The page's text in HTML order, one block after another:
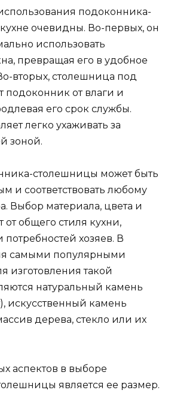
подоконника-
очевидны. Во-первых, он
использовать
превращая его в удобное
вторых, столешница под
от влаги и
его срок службы.
легко ухаживать за
зоной.
столешницы может быть
и соответствовать любому
Выбор материала, цвета и
от общего стиля кухни,
хозяев. В
самыми популярными
изготовления такой
натуральный камень
искусственный камень
дерева, стекло или их
аспектов в выборе
является ее размер.